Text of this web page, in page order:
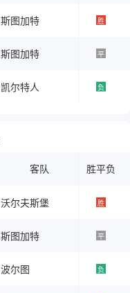
斯图加特 胜
斯图加特 平
凯尔特人 负
客队 胜平负
沃尔夫斯堡 胜
斯图加特 平
波尔图 负